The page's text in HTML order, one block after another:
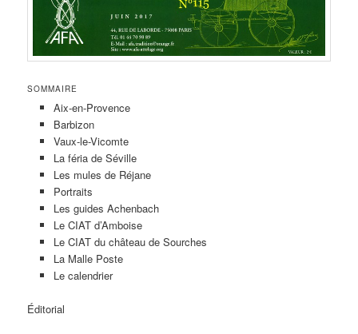
SOMMAIRE
Aix-en-Provence
Barbizon
Vaux-le-Vicomte
La féria de Séville
Les mules de Réjane
Portraits
Les guides Achenbach
Le CIAT d’Amboise
Le CIAT du château de Sourches
La Malle Poste
Le calendrier
Éditorial